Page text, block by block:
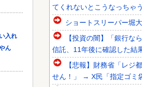
韓国人「東南アジア各
Powered by livedoor 相互
てくれないとこうなっちゃ
ショートスリーパー堀
【投資の闇】「銀行な
信託、11年後に確認した結
【悲報】財務省「レジ
せん！」 → X民「指定ゴミ
入れ
ん